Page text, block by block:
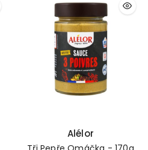
syrovou zeleninu nebo
ryby.
Alélor